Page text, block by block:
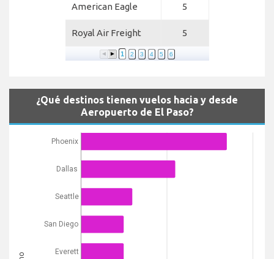
American Eagle 5
Royal Air Freight 5
1 2 3 4 5 6
¿Qué destinos tienen vuelos hacia y desde
Aeropuerto de El Paso?
Phoenix
Dallas
Seattle
San Diego
Everett